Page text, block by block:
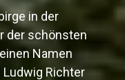
in der
der schönsten
Namen
Ludwig Richter